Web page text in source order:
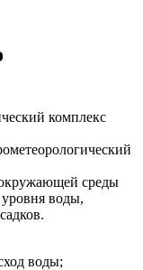
комплекс
среды
воды,
воды;